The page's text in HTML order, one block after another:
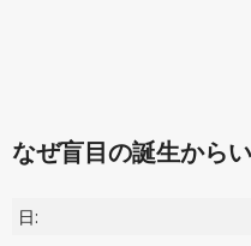
なぜ盲目の誕生から
日: